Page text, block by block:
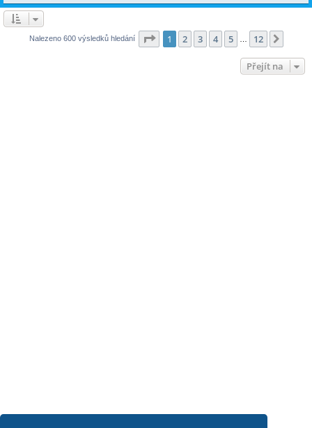
Nalezeno 600 výsledků hledání Stránka z 12
1 2 3 4 5 12
Přejít na